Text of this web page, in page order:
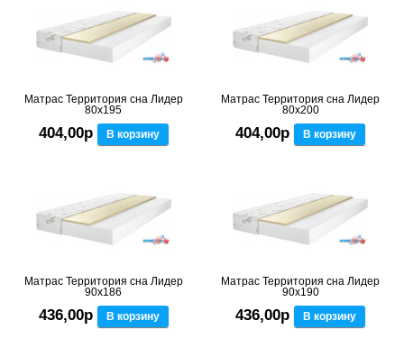
Матрас Территория сна Лидер
80x195
404,00р В корзину
Матрас Территория сна Лидер
80x200
404,00р В корзину
Матрас Территория сна Лидер
90x186
436,00р В корзину
Матрас Территория сна Лидер
90x190
436,00р В корзину